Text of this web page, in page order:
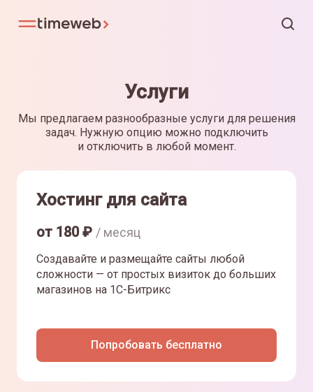
Услуги
Мы предлагаем разнообразные услуги для решения
задач. Нужную опцию можно подключить
и отключить в любой момент.
Хостинг для сайта
от 180₽ / месяц
Создавайте и размещайте сайты любой
сложности — от простых визиток до больших
магазинов на 1С-Битрикс
Попробовать бесплатно